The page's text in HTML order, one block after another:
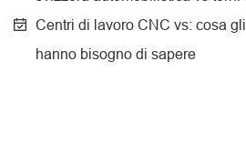
Centri di lavoro CNC vs: cosa
hanno bisogno di sapere